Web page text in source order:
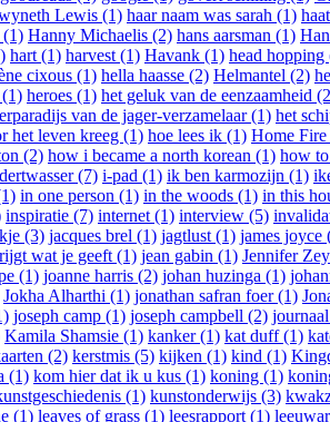
Lewis (1) haar naam was sarah (1)
(1) Hanny Michaelis (2) hans aarsman (1)
hart (1) harvest (1) Havank (1) head hopping
cixous (1) hella haasse (2) Helmantel (2)
heroes (1) het geluk van de eenzaamheid
van de jager-verzamelaar (1) het
het leven kreeg (1) hoe lees ik (1) Home
(2) how i became a north korean (1) how
(7) i-pad (1) ik ben karmozijn (1)
in one person (1) in the woods (1) in this
inspiratie (7) internet (1) interview (5)
(3) jacques brel (1) jagtlust (1) james joyce
wat je geeft (1) jean gabin (1) Jennifer
(1) joanne harris (2) johan huzinga (1)
Jokha Alharthi (1) jonathan safran foer (1)
joseph camp (1) joseph campbell (2)
Kamila Shamsie (1) kanker (1) kat duff (1)
(2) kerstmis (5) kijken (1) kind (1)
(1) kom hier dat ik u kus (1) koning (1)
(1) kunstonderwijs (3)
(1) leaves of grass (1) leesrapport (1)